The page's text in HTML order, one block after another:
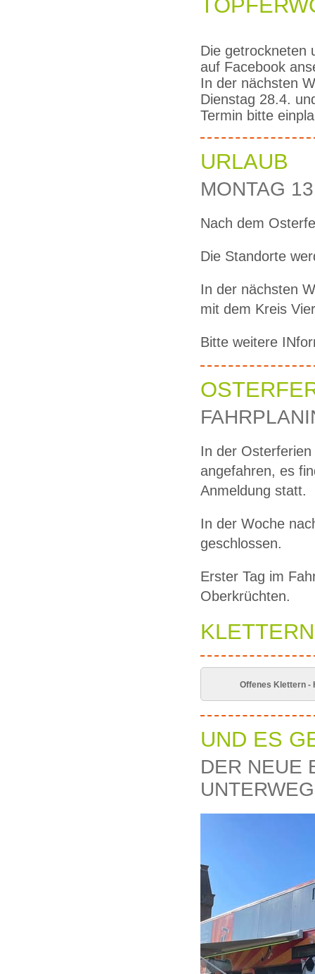
Die getrockneten
auf Facebook
In der nächsten
Dienstag 28.4.
Termin bitte
URLAUB
MONTAG
Nach dem
Die Standorte
In der nächsten
mit dem Kreis
Bitte weitere
In der
angefahren, es
Anmeldung statt.
In der Woche
geschlossen.
Erster Tag im
Oberkrüchten.
KLETTERN
Offenes Klettern -
UND ES
DER NEUE